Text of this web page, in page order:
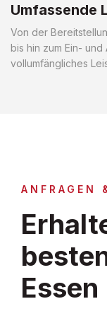
Umfassende
Von der
bis hin zum Ein-
vollumfängliches
ANFRAGEN
Essen